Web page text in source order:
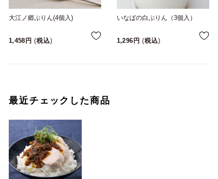
大江ノ郷ぷりん(4個入)
1,458 税込
いなばの白ぷりん（3個入）
1,296 税込
最近チェックした商品